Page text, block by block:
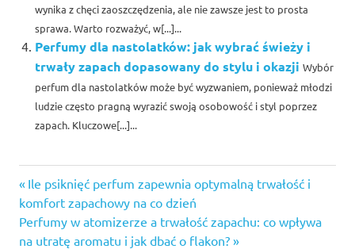
wynika z chęci zaoszczędzenia, ale nie zawsze jest to prosta
sprawa. Warto rozważyć, w[...]...
Perfumy dla nastolatków: jak wybrać świeży i
trwały zapach dopasowany do stylu i okazji Wybór
perfum dla nastolatków może być wyzwaniem, ponieważ młodzi
ludzie często pragną wyrazić swoją osobowość i styl poprzez
zapach. Kluczowe[...]...
Nawigacja
wpisu
Previous
Post:
Ile psiknięć perfum zapewnia optymalną trwałość i
komfort zapachowy na co dzień
Next
Post:
Perfumy w atomizerze a trwałość zapachu: co wpływa
na utratę aromatu i jak dbać o flakon?